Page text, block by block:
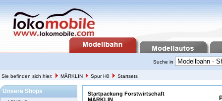
Suche in
Sie befinden sich hier: MÄRKLIN Spur H0 Startsets
Unsere Shops
Startpackung Forstwirtschaft
MÄRKLIN